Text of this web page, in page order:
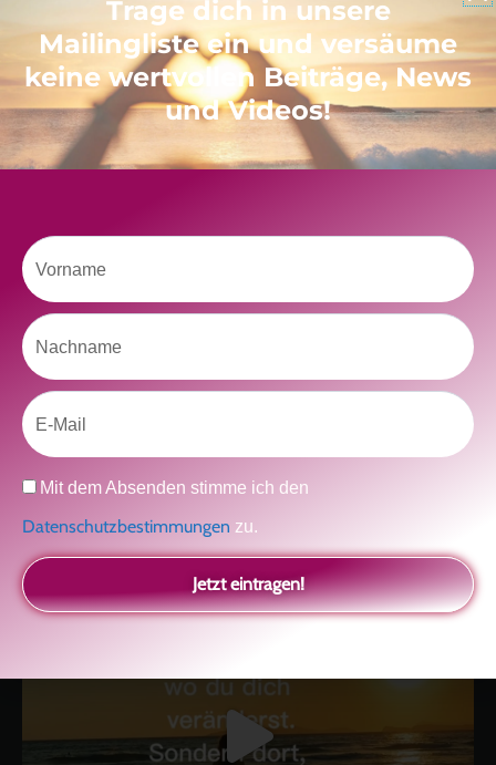
Klicke hier, um Marketing-Cookies zu
kolitscher.by.biotic
glückliche Beziehung-The Master KeyAsha und Marie-Luise
Trage dich in unsere
Mailingliste ein und versäume
keine wertvollen Beiträge, News
und Videos!
Vorname
Nachname
Email
Datenschutz
Mit dem Absenden stimme ich den
Datenschutzbestimmungen zu.
Jetzt eintragen!